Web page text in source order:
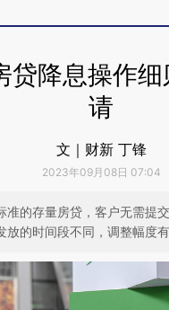
贷降息操作细
请
文｜财新 丁锋
2023年09月08日 07:04
准的存量房贷，客户无需提
放的时间段不同，调整幅度